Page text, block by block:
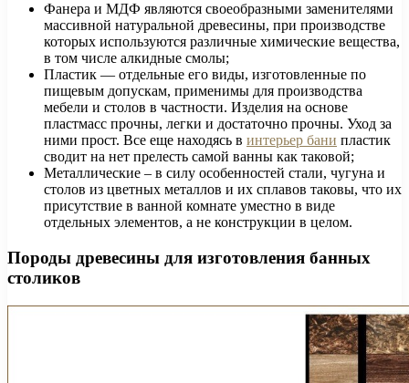
Фанера и МДФ являются своеобразными заменителями
массивной натуральной древесины, при производстве
которых используются различные химические вещества,
в том числе алкидные смолы;
Пластик — отдельные его виды, изготовленные по
пищевым допускам, применимы для производства
мебели и столов в частности. Изделия на основе
пластмасс прочны, легки и достаточно прочны. Уход за
ними прост. Все еще находясь в интерьер бани пластик
сводит на нет прелесть самой ванны как таковой;
Металлические – в силу особенностей стали, чугуна и
столов из цветных металлов и их сплавов таковы, что их
присутствие в ванной комнате уместно в виде
отдельных элементов, а не конструкции в целом.
Породы древесины для изготовления банных
столиков